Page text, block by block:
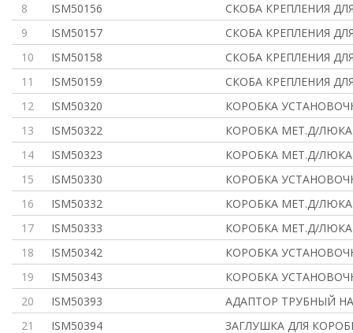
8
ISM50156
СКОБА КРЕПЛЕНИЯ
9
ISM50157
СКОБА КРЕПЛЕНИЯ
10
ISM50158
СКОБА КРЕПЛЕНИЯ
11
ISM50159
СКОБА КРЕПЛЕНИЯ
12
ISM50320
КОРОБКА
13
ISM50322
КОРОБКА МЕТ.Д/
14
ISM50323
КОРОБКА МЕТ.Д/
15
ISM50330
КОРОБКА
16
ISM50332
КОРОБКА МЕТ.Д/
17
ISM50333
КОРОБКА МЕТ.Д/
18
ISM50342
КОРОБКА
19
ISM50343
КОРОБКА
20
ISM50393
АДАПТОР ТРУБНЫЙ НА
21
ISM50394
ЗАГЛУШКА ДЛЯ